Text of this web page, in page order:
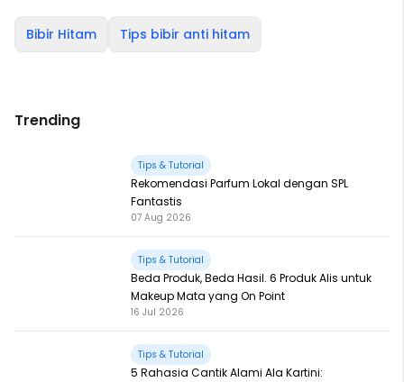
Bibir Hitam Tips bibir anti hitam
Trending
Tips & Tutorial
Rekomendasi Parfum Lokal dengan SPL
Fantastis
07 Aug 2026
Tips & Tutorial
Beda Produk, Beda Hasil. 6 Produk Alis untuk
Makeup Mata yang On Point
16 Jul 2026
Tips & Tutorial
5 Rahasia Cantik Alami Ala Kartini: